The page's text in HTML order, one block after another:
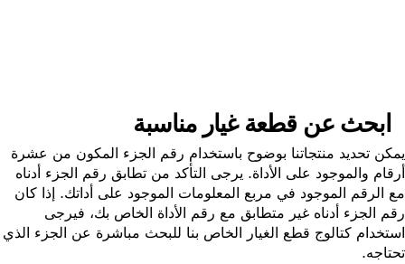
ابحث عن قطعة غيار مناسبة
تحديد منتجاتنا بوضوح باستخدام رقم الجزء المكون من عشرة
والموجود على الأداة. يرجى التأكد من تطابق رقم الجزء أدناه
الرقم الموجود في مربع المعلومات الموجود على أداتك. إذا كان
الجزء أدناه غير متطابق مع رقم الأداة الخاص بك، فيرجى
كتالوج قطع الغيار الخاص بنا للبحث مباشرة عن الجزء الذي